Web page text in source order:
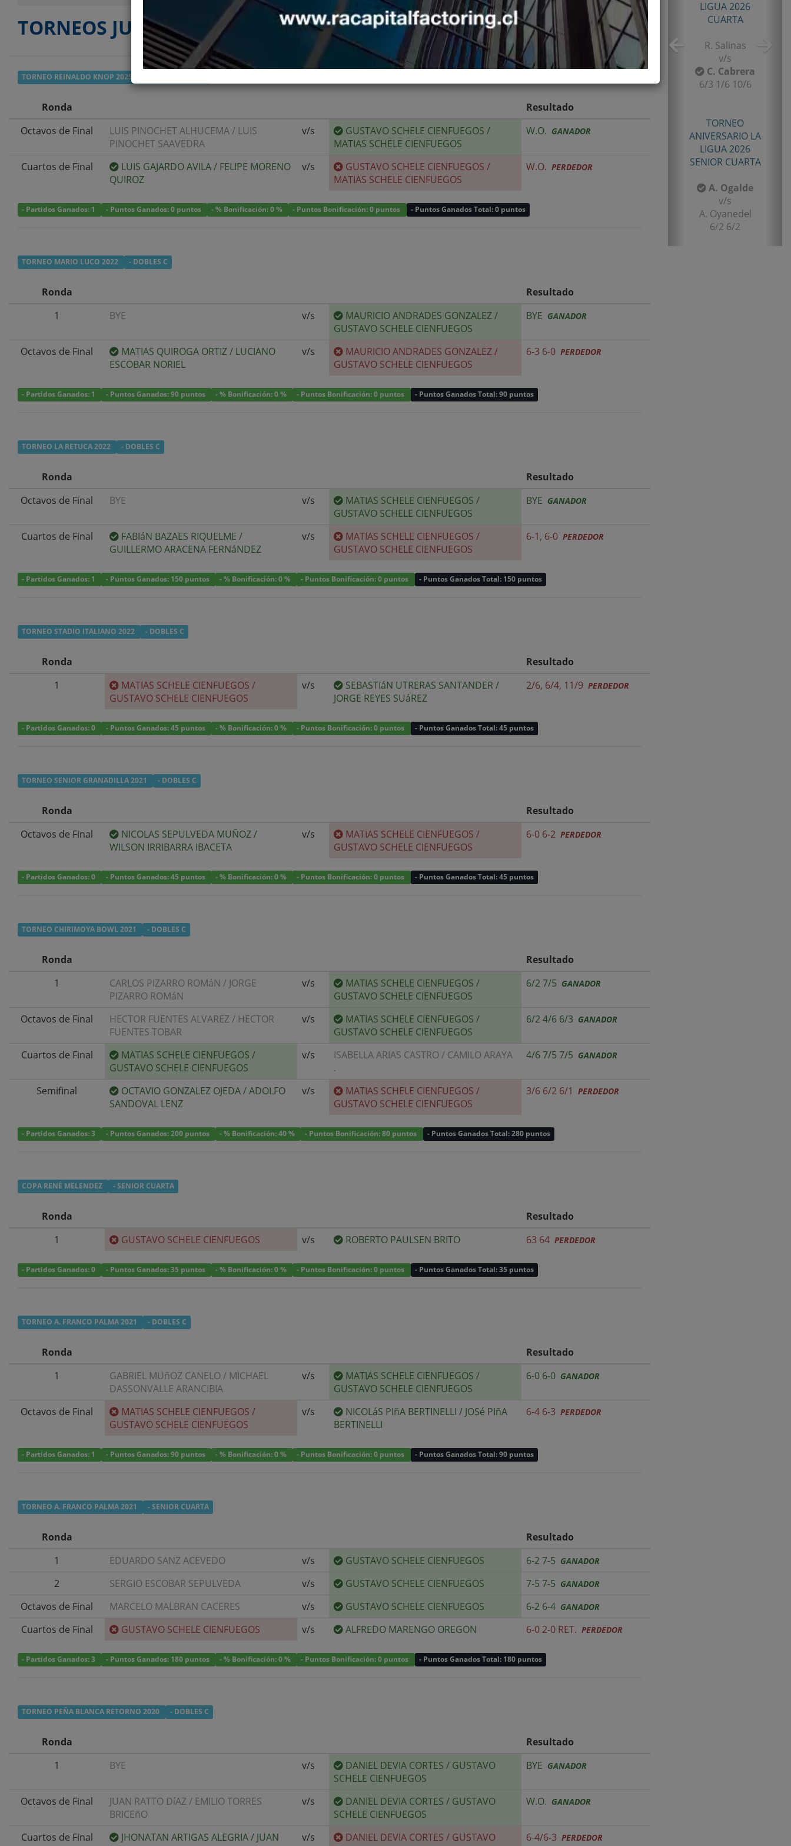
TORNEOS JUGADOS
TORNEO REINALDO KNOP 2025
Ronda
Resultado
Octavos de Final
LUIS PINOCHET ALHUCEMA/ LUIS
PINOCHET SAAVEDRA
v/s GUSTAVO SCHELE CIENFUEGOS /
MATIAS SCHELE CIENFUEGOS
W.O. GANADOR
Cuartos de Final LUIS GAJARDO AVILA/ FELIPE MORENO
QUIROZ
v/s GUSTAVO SCHELE CIENFUEGOS /
MATIAS SCHELE CIENFUEGOS
W.O. PERDEDOR
- Partidos Ganados: 1 - Puntos Ganados: 0 puntos - % Bonificación: 0 % - Puntos Bonificación: 0 puntos - Puntos Ganados Total: 0 puntos
TORNEO MARIO LUCO 2022 - DOBLES C
Ronda
Resultado
1
BYE v/s MAURICIO ANDRADES GONZALEZ/
GUSTAVO SCHELE CIENFUEGOS
BYE GANADOR
Octavos de Final MATIAS QUIROGA ORTIZ/ LUCIANO
ESCOBAR NORIEL
v/s MAURICIO ANDRADES GONZALEZ/
GUSTAVO SCHELE CIENFUEGOS
6-3 6-0 PERDEDOR
- Partidos Ganados: 1 - Puntos Ganados: 90 puntos - % Bonificación: 0 % - Puntos Bonificación: 0 puntos - Puntos Ganados Total: 90 puntos
TORNEO LA RETUCA 2022 - DOBLES C
Ronda
Resultado
Octavos de Final
BYE v/s MATIAS SCHELE CIENFUEGOS /
GUSTAVO SCHELE CIENFUEGOS
BYE GANADOR
Cuartos de Final FABIáN BAZAES RIQUELME /
GUILLERMO ARACENA FERNáNDEZ
v/s MATIAS SCHELE CIENFUEGOS /
GUSTAVO SCHELE CIENFUEGOS
6-1, 6-0 PERDEDOR
- Partidos Ganados: 1 - Puntos Ganados: 150 puntos - % Bonificación: 0 % - Puntos Bonificación: 0 puntos - Puntos Ganados Total: 150 puntos
TORNEO STADIO ITALIANO 2022 - DOBLES C
Ronda
Resultado
1
MATIAS SCHELE CIENFUEGOS /
GUSTAVO SCHELE CIENFUEGOS
v/s SEBASTIáN UTRERAS SANTANDER/
JORGE REYES SUáREZ
2/6, 6/4, 11/9 PERDEDOR
- Partidos Ganados: 0 - Puntos Ganados: 45 puntos - % Bonificación: 0 % - Puntos Bonificación: 0 puntos - Puntos Ganados Total: 45 puntos
TORNEO SENIOR GRANADILLA 2021 - DOBLES C
Ronda
Resultado
Octavos de Final
NICOLAS SEPULVEDA MUÑOZ/
WILSON IRRIBARRA IBACETA
v/s MATIAS SCHELE CIENFUEGOS /
GUSTAVO SCHELE CIENFUEGOS
6-0 6-2 PERDEDOR
- Partidos Ganados: 0 - Puntos Ganados: 45 puntos - % Bonificación: 0 % - Puntos Bonificación: 0 puntos - Puntos Ganados Total: 45 puntos
TORNEO CHIRIMOYA BOWL 2021 - DOBLES C
Ronda
Resultado
1
CARLOS PIZARRO ROMáN / JORGE
PIZARRO ROMáN
v/s MATIAS SCHELE CIENFUEGOS /
GUSTAVO SCHELE CIENFUEGOS
6/2 7/5 GANADOR
Octavos de Final HECTOR FUENTES ALVAREZ/ HECTOR
FUENTES TOBAR
v/s MATIAS SCHELE CIENFUEGOS /
GUSTAVO SCHELE CIENFUEGOS
6/2 4/6 6/3 GANADOR
Cuartos de Final MATIAS SCHELE CIENFUEGOS /
GUSTAVO SCHELE CIENFUEGOS
v/s ISABELLA ARIAS CASTRO / CAMILO ARAYA
.
4/6 7/5 7/5 GANADOR
Semifinal OCTAVIO GONZALEZ OJEDA/ADOLFO
SANDOVAL LENZ
v/s MATIAS SCHELE CIENFUEGOS /
GUSTAVO SCHELE CIENFUEGOS
3/6 6/2 6/1 PERDEDOR
- Partidos Ganados: 3 - Puntos Ganados: 200 puntos - % Bonificación: 40 % - Puntos Bonificación: 80 puntos - Puntos Ganados Total: 280 puntos
COPA RENÉ MELENDEZ - SENIOR CUARTA
Ronda
Resultado
1
GUSTAVO SCHELE CIENFUEGOS v/s ROBERTO PAULSEN BRITO 63 64 PERDEDOR
- Partidos Ganados: 0 - Puntos Ganados: 35 puntos - % Bonificación: 0 % - Puntos Bonificación: 0 puntos - Puntos Ganados Total: 35 puntos
TORNEO A. FRANCO PALMA 2021 - DOBLES C
Ronda
Resultado
1
GABRIEL MUñOZ CANELO / MICHAEL
DASSONVALLE ARANCIBIA
v/s MATIAS SCHELE CIENFUEGOS /
GUSTAVO SCHELE CIENFUEGOS
6-0 6-0 GANADOR
Octavos de Final MATIAS SCHELE CIENFUEGOS /
GUSTAVO SCHELE CIENFUEGOS
v/s NICOLáS PIñA BERTINELLI / JOSé PIñA
BERTINELLI
6-4 6-3 PERDEDOR
- Partidos Ganados: 1 - Puntos Ganados: 90 puntos - % Bonificación: 0 % - Puntos Bonificación: 0 puntos - Puntos Ganados Total: 90 puntos
TORNEO A. FRANCO PALMA 2021 - SENIOR CUARTA
Ronda
Resultado
1
EDUARDO SANZ ACEVEDO v/s GUSTAVO SCHELE CIENFUEGOS 6-2 7-5 GANADOR
2 SERGIO ESCOBAR SEPULVEDA v/s GUSTAVO SCHELE CIENFUEGOS 7-5 7-5 GANADOR
Octavos de Final MARCELO MALBRAN CACERES v/s GUSTAVO SCHELE CIENFUEGOS 6-2 6-4 GANADOR
Cuartos de Final GUSTAVO SCHELE CIENFUEGOS v/s ALFREDO MARENGO OREGON 6-0 2-0 RET. PERDEDOR
- Partidos Ganados: 3 - Puntos Ganados: 180 puntos - % Bonificación: 0 % - Puntos Bonificación: 0 puntos - Puntos Ganados Total: 180 puntos
TORNEO PEÑA BLANCA RETORNO 2020 - DOBLES C
Ronda
Resultado
1
BYE v/s DANIEL DEVIA CORTES / GUSTAVO
SCHELE CIENFUEGOS
BYE GANADOR
Octavos de Final JUAN RATTO DíAZ/ EMILIO TORRES
BRICEñO
v/s DANIEL DEVIA CORTES / GUSTAVO
SCHELE CIENFUEGOS
W.O. GANADOR
Cuartos de Final JHONATAN ARTIGAS ALEGRIA/ JUAN
v/s DANIEL DEVIA CORTES / GUSTAVO
6-4/6-3 PERDEDOR
TORNEO TENIS TOUR
QUINTA 2026
E. Castro
v/s
I. Rubiño
TORNEO TENIS TOUR
QUINTA 2026
PRIMERA
F. Matamala
v/s
L. Palma
6-1/6-3